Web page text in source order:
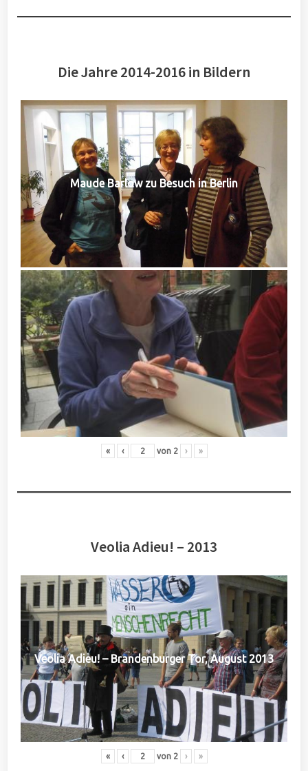
Die Jahre 2014-2016 in Bildern
Maude Barlow zu Besuch in Berlin
« ‹ von 2 › »
Veolia Adieu! – 2013
Veolia Adieu! – Brandenburger Tor, August 2013
« ‹ von 2 › »